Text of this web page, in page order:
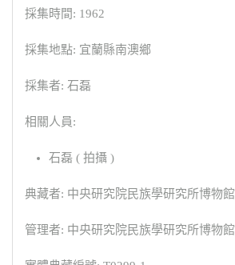
採集時間: 1962
採集地點: 宜蘭縣南澳鄉
採集者: 石磊
相關人員:
石磊 ( 拍攝 )
典藏者: 中央研究院民族學研究所博物館
管理者: 中央研究院民族學研究所博物館